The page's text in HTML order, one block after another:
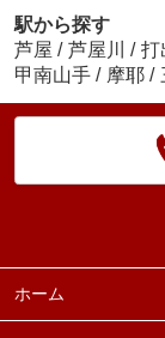
駅から探す
芦屋 / 芦屋川 / 打
甲南山手 / 摩耶 /
ホーム